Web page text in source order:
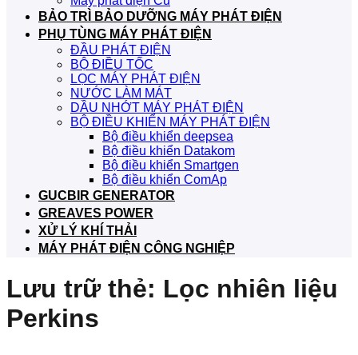
BẢO TRÌ BẢO DƯỠNG MÁY PHÁT ĐIỆN
PHỤ TÙNG MÁY PHÁT ĐIỆN
ĐẦU PHÁT ĐIỆN
BỘ ĐIỀU TỐC
LỌC MÁY PHÁT ĐIỆN
NƯỚC LÀM MÁT
DẦU NHỚT MÁY PHÁT ĐIỆN
BỘ ĐIỀU KHIỂN MÁY PHÁT ĐIỆN
Bộ điều khiển deepsea
Bộ điều khiển Datakom
Bộ điều khiển Smartgen
Bộ điều khiển ComAp
GUCBIR GENERATOR
GREAVES POWER
XỬ LÝ KHÍ THẢI
MÁY PHÁT ĐIỆN CÔNG NGHIỆP
Lưu trữ thẻ: Lọc nhiên liệu
Perkins